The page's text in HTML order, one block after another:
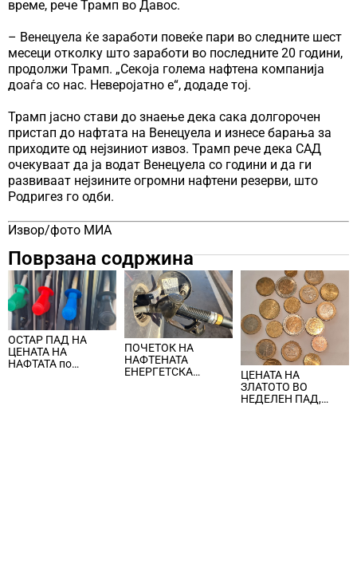
време, рече Трамп во Давос.
– Венецуела ќе заработи повеќе пари во следните шест
месеци отколку што заработи во последните 20 години,
продолжи Трамп. „Секоја голема нафтена компанија
доаѓа со нас. Неверојатно е“, додаде тој.
Трамп јасно стави до знаење дека сака долгорочен
пристап до нафтата на Венецуела и изнесе барања за
приходите од нејзиниот извоз. Трамп рече дека САД
очекуваат да ја водат Венецуела со години и да ги
развиваат нејзините огромни нафтени резерви, што
Родригез го одби.
Извор/фото МИА
Поврзана содржина
ОСТАР ПАД НА
ЦЕНАТА НА
НАФТАТА по
ПОЧЕТОК НА
НАФТЕНАТА
ЕНЕРГЕТСКА
ЦЕНАТА НА
ЗЛАТОТО ВО
НЕДЕЛЕН ПАД,